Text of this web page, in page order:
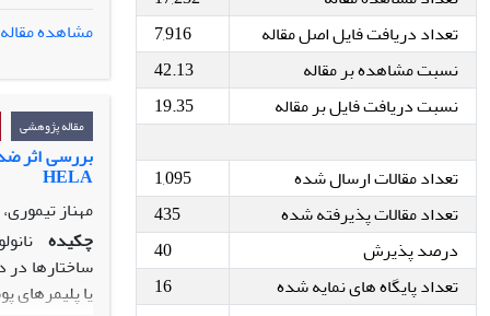
تعداد دریافت فایل اصل مقاله
7,916
نسبت مشاهده بر مقاله
42.13
نسبت دریافت فایل بر مقاله
19.35
تعداد مقالات ارسال شده
1,095
تعداد مقالات پذیرفته شده
435
درصد پذیرش
40
تعداد پایگاه های نمایه شده
16
کاراپاس
تخم­های
دارای قطر 2
می­دهد که
فارس بالاتر
مشاهده مقاله
مقاله پژوهشی
بررسی اثر
HELA
مهناز
چکیده
ساختارها در
یا پلیمرهای